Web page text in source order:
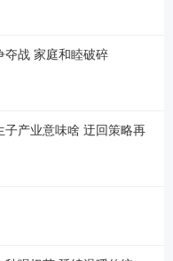
夺战 家庭和睦破碎
子产业意味啥 迂回策略再